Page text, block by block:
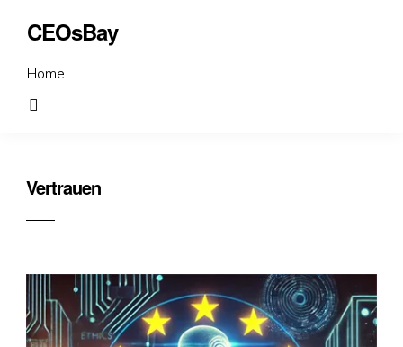
CEOsBay
Home
Vertrauen